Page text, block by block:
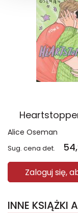
Alice Oseman
Sug. cena det.
Zaloguj się,
INNE KSIĄŻKI